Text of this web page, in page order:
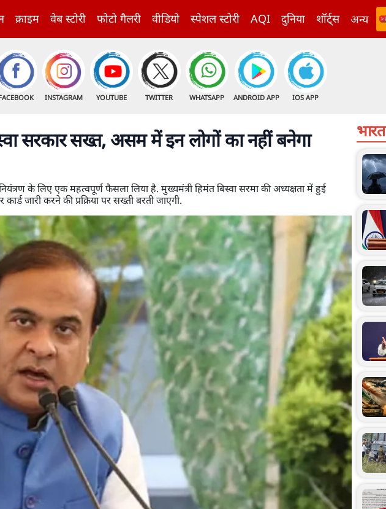
क्राइम वेब स्टोरी फोटो गैलरी वीडियो स्पेशल स्टोरी AQI दुनिया शॉर्ट्स अन्य
INSTAGRAM YOUTUBE TWITTER WHATSAPP ANDROID APP IOS APP
सरकार सख्त, असम में इन लोगों का नहीं बनेगा
के लिए एक महत्वपूर्ण फैसला लिया है. मुख्यमंत्री हिमंत बिस्वा सरमा की अध्यक्षता में हुई
जारी करने की प्रक्रिया पर सख्ती बरती जाएगी.
भारत